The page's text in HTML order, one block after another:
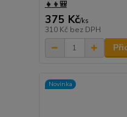
👧👦🎒
375 Kč/ks
310 Kč bez DPH
Novinka